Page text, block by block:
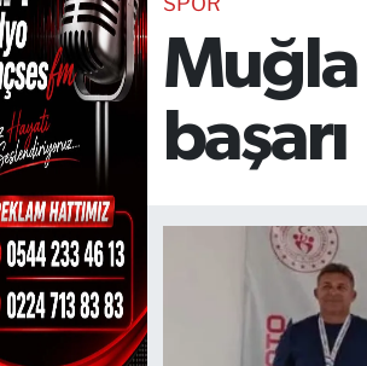
Muğla
başarı
TEKNOLOJİ
CANLI DİNLE
RESMİ İLANLAR
Gencsesfm Canlı Dinle